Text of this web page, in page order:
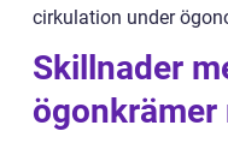
cirkulation under
Skillnader